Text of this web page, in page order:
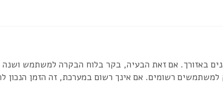
באזורך. אם זאת הבעיה, בקר בלוח הבקרה למשתמש ושנה
למשתמשים רשומים. אם אינך רשום במערכת, זה הזמן הנכון